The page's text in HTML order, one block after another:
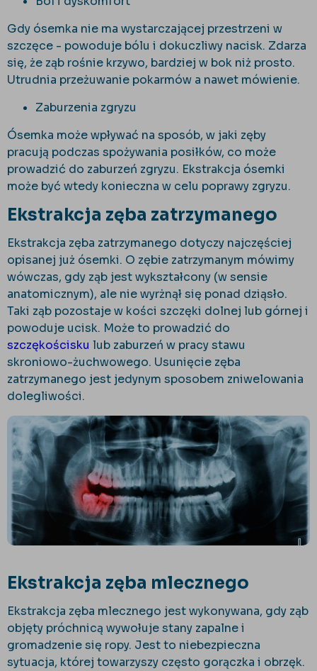
Gdy ósemka nie ma wystarczającej przestrzeni w
szczęce - powoduje bólu i dokuczliwy nacisk. Zdarza
się, że ząb rośnie krzywo, bardziej w bok niż prosto.
Utrudnia przeżuwanie pokarmów a nawet mówienie.
Zaburzenia zgryzu
Ósemka może wpływać na sposób, w jaki zęby
pracują podczas spożywania posiłków, co może
prowadzić do zaburzeń zgryzu. Ekstrakcja ósemki
może być wtedy konieczna w celu poprawy zgryzu.
Ekstrakcja zęba zatrzymanego
Ekstrakcja zęba zatrzymanego dotyczy najczęściej
opisanej już ósemki. O zębie zatrzymanym mówimy
wówczas, gdy ząb jest wykształcony (w sensie
anatomicznym), ale nie wyrżnął się ponad dziąsło.
Taki ząb pozostaje w kości szczęki dolnej lub górnej i
powoduje ucisk. Może to prowadzić do
szczękościsku lub zaburzeń w pracy stawu
skroniowo-żuchwowego. Usunięcie zęba
zatrzymanego jest jedynym sposobem zniwelowania
dolegliwości.
Ekstrakcja zęba mlecznego
Ekstrakcja zęba mlecznego jest wykonywana, gdy ząb
objęty próchnicą wywołuje stany zapalne i
gromadzenie się ropy. Jest to niebezpieczna
sytuacja, której towarzyszy często gorączka i obrzęk.